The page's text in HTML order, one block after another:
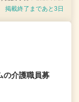
掲載終了まであと3日
の介護職員募